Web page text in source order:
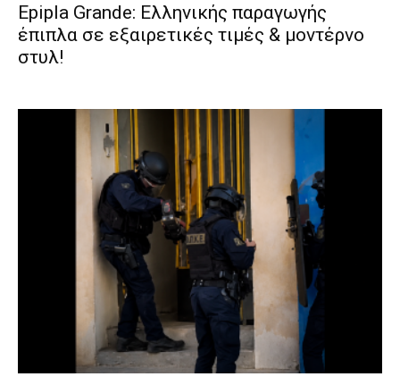
Epipla Grande: Ελληνικής παραγωγής
έπιπλα σε εξαιρετικές τιμές & μοντέρνο
στυλ!